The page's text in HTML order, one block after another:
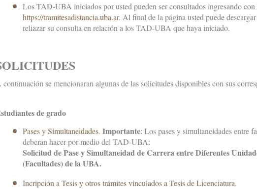
Los TAD-UBA iniciados por usted pueden ser consultados ingresando
https://tramitesadistancia.uba.ar. Al final de la página usted puede
reliazar su consulta en relación a los TAD-UBA que haya iniciado.
continuación se mencionaran algunas de las solicitudes disponibles con sus
de grado
Pases y Simultaneidades. Importante: Los pases y simultaneidades entre
deberan hacer por medio del TAD-UBA:
Solicitud de Pase y Simultaneidad de Carrera entre Diferentes
(Facultades) de la UBA.
Incripción a Tesis y otros trámites vinculados a Tesis de Licenciatura.